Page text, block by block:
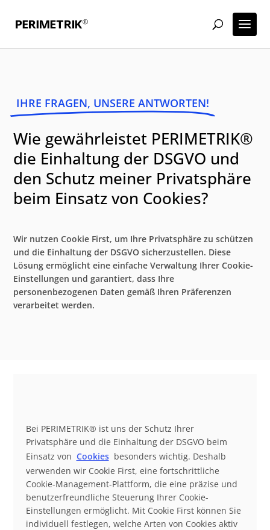
IHRE FRAGEN, UNSERE ANTWORTEN!
Wie gewährleistet PERIMETRIK®
die Einhaltung der DSGVO und
den Schutz meiner Privatsphäre
beim Einsatz von Cookies?
Wir nutzen Cookie First, um Ihre Privatsphäre zu schützen
und die Einhaltung der DSGVO sicherzustellen. Diese
Lösung ermöglicht eine einfache Verwaltung Ihrer Cookie-
Einstellungen und garantiert, dass Ihre
personenbezogenen Daten gemäß Ihren Präferenzen
verarbeitet werden.
Bei PERIMETRIK® ist uns der Schutz Ihrer
Privatsphäre und die Einhaltung der DSGVO beim
Einsatz von Cookies besonders wichtig. Deshalb
verwenden wir Cookie First, eine fortschrittliche
Cookie-Management-Plattform, die eine präzise und
benutzerfreundliche Steuerung Ihrer Cookie-
Einstellungen ermöglicht. Mit Cookie First können Sie
individuell festlegen, welche Arten von Cookies aktiv